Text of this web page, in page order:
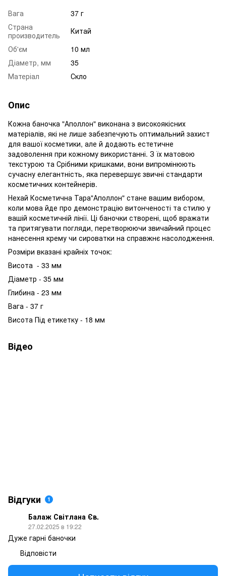
Вага
37 г
Страна
производитель
Китай
Об'єм
10 мл
Діаметр, мм
35
Матеріал
Скло
Опис
Кожна баночка "Аполлон" виконана з високоякісних
матеріалів, які не лише забезпечують оптимальний захист
для вашої косметики, але й додають естетичне
задоволення при кожному використанні. З їх матовою
текстурою та Срібними кришками, вони випромінюють
сучасну елегантність, яка перевершує звичні стандарти
косметичних контейнерів.
Нехай Косметична Тара"Аполлон" стане вашим вибором,
коли мова йде про демонстрацію витонченості та стилю у
вашій косметичній лінії. Ці баночки створені, щоб вражати
та притягувати погляди, перетворюючи звичайний процес
нанесення крему чи сироватки на справжнє насолодження.
Розміри вказані крайніх точок:
Висота - 33 мм
Діаметр - 35 мм
Глибина - 23 мм
Вага - 37 г
Висота Під етикетку - 18 мм
Відео
Відгуки 1
Балаж Світлана Єв.
27.02.2025 в 19:22
Дуже гарні баночки
Відповісти